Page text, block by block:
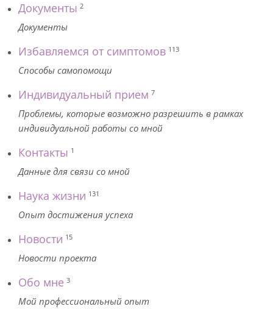
Документы 2
Документы
Избавляемся от симптомов 113
Способы самопомощи
Индивидуальный прием 7
Проблемы, которые возможно разрешить в рамках
индивидуальной работы со мной
Контакты 1
Данные для связи со мной
Наука жизни 131
Опыт достижения успеха
Новости 15
Новости проекта
Обо мне 3
Мой профессиональный опыт